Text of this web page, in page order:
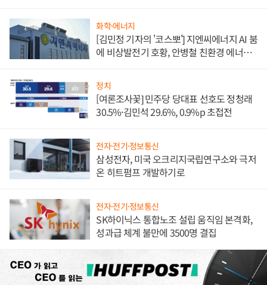
화학·에너지
[김민정 기자의 '코스뽀'] 지엔씨에너지 AI 붐
에 비상발전기 호황, 안병철 친환경 에너지
정치
[여론조사꽃] 민주당 당대표 선호도 정청래
30.5%·김민석 29.6%, 0.9%p 초접전
전자·전기·정보통신
삼성전자, 미국 오크리지국립연구소와 극저
온 히트펌프 개발하기로
전자·전기·정보통신
SK하이닉스 통합노조 설립 움직임 본격화,
성과급 체계 불만에 3500명 결집